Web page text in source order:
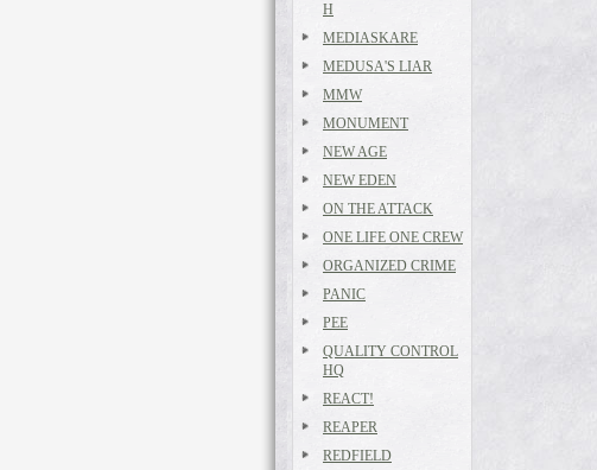
H
MEDIASKARE
MEDUSA'S LIAR
MMW
MONUMENT
NEW AGE
NEW EDEN
ON THE ATTACK
ONE LIFE ONE CREW
ORGANIZED CRIME
PANIC
PEE
QUALITY CONTROL
HQ
REACT!
REAPER
REDFIELD